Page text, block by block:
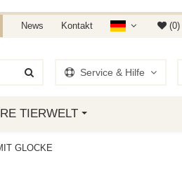
News Kontakt (0)
Service & Hilfe
TIERWELT
GLOCKE